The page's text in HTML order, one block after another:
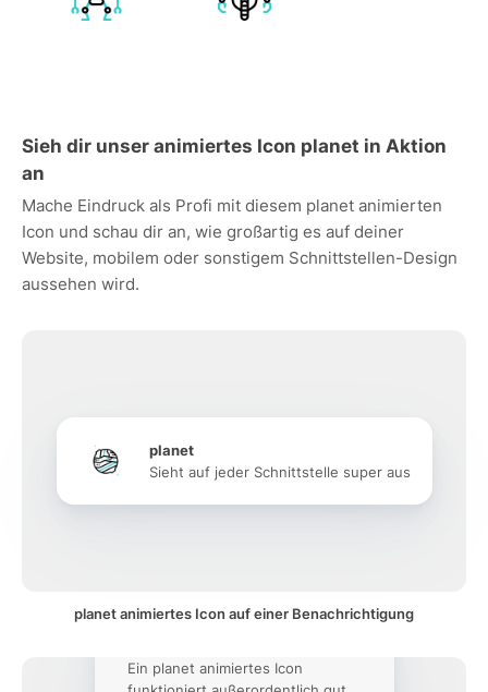
Sieh dir unser animiertes Icon planet in Aktion
an
Mache Eindruck als Profi mit diesem planet animierten
Icon und schau dir an, wie großartig es auf deiner
Website, mobilem oder sonstigem Schnittstellen-Design
aussehen wird.
planet
Sieht auf jeder Schnittstelle super aus
planet animiertes Icon auf einer Benachrichtigung
Ein planet animiertes Icon